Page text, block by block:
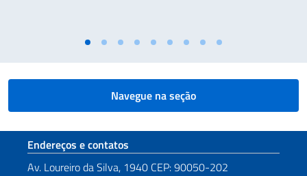
Navegue na seção
Seção de rodapé
Endereços e contatos
Av. Loureiro da Silva, 1940 CEP: 90050-202